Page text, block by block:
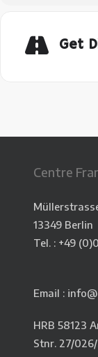
Get
Centre
13349 Berlin
Tel. : +49 (0)
Email :
HRB 58123
Stnr. 27/026/